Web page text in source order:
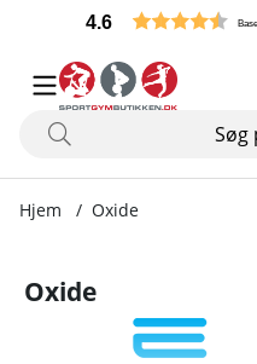
4.6
Hjem Oxide
Oxide